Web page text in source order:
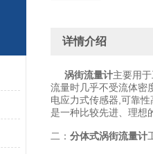
详情介绍
涡街流量计主要用
流量时几乎不受流体密
电应力式传感器,可靠
是一种比较先进、理想
二： 分体式涡街流量计